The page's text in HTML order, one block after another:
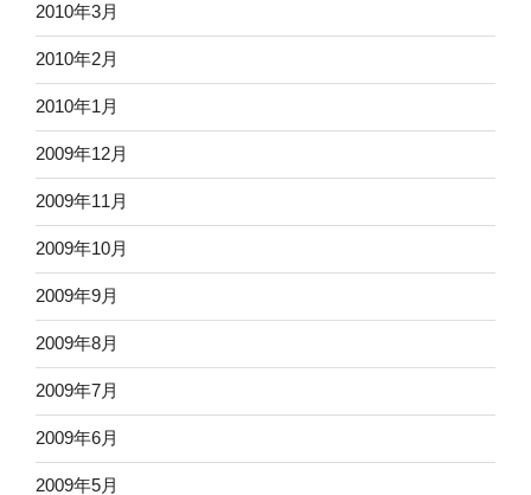
2010年3月
2010年2月
2010年1月
2009年12月
2009年11月
2009年10月
2009年9月
2009年8月
2009年7月
2009年6月
2009年5月